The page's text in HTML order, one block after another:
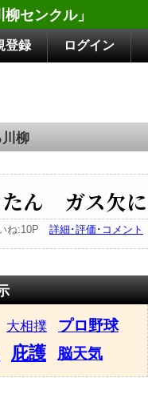
センクル」
登録 ログイン
柳
ん ガス欠に
ね:10P 詳細･評価･コメント
大相撲 プロ野球
庇護 脳天気